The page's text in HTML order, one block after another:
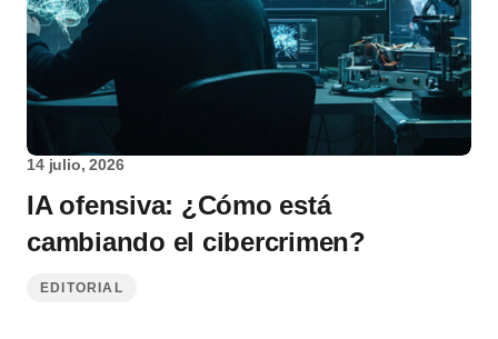
14 julio, 2026
IA ofensiva: ¿Cómo está
cambiando el cibercrimen?
EDITORIAL